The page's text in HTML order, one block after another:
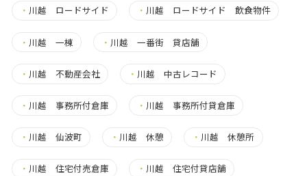
・ 川越 ロードサイド ・ 川越 ロードサイド 飲食物件
・ 川越 一棟 ・ 川越 一番街 貸店舗
・ 川越 不動産会社 ・ 川越 中古レコード
・ 川越 事務所付倉庫 ・ 川越 事務所付貸倉庫
・ 川越 仙波町 ・ 川越 休憩 ・ 川越 休憩所
・ 川越 住宅付売倉庫 ・ 川越 住宅付貸店舗